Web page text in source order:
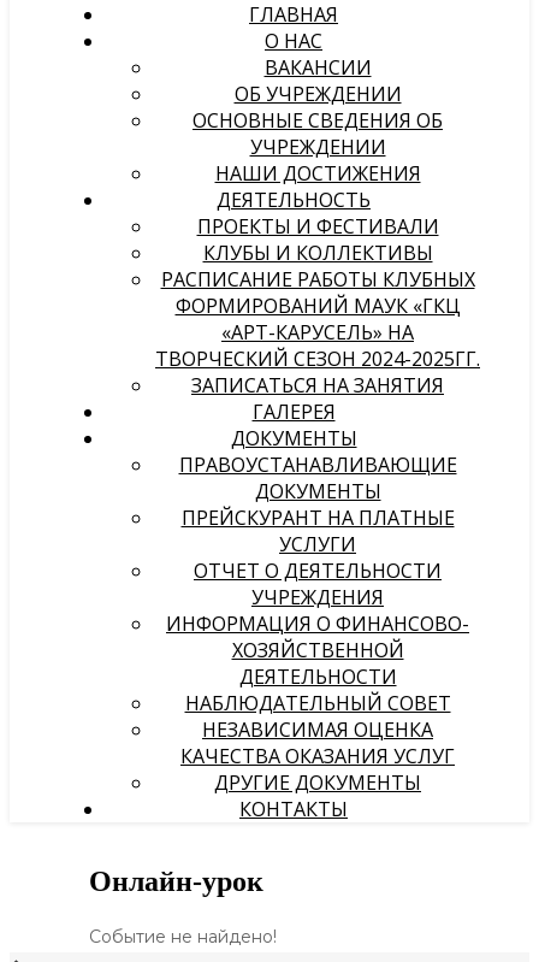
ГЛАВНАЯ
О НАС
ВАКАНСИИ
ОБ УЧРЕЖДЕНИИ
ОСНОВНЫЕ СВЕДЕНИЯ ОБ
УЧРЕЖДЕНИИ
НАШИ ДОСТИЖЕНИЯ
ДЕЯТЕЛЬНОСТЬ
ПРОЕКТЫ И ФЕСТИВАЛИ
КЛУБЫ И КОЛЛЕКТИВЫ
РАСПИСАНИЕ РАБОТЫ КЛУБНЫХ
ФОРМИРОВАНИЙ МАУК «ГКЦ
«АРТ-КАРУСЕЛЬ» НА
ТВОРЧЕСКИЙ СЕЗОН 2024-2025ГГ.
ЗАПИСАТЬСЯ НА ЗАНЯТИЯ
ГАЛЕРЕЯ
ДОКУМЕНТЫ
ПРАВОУСТАНАВЛИВАЮЩИЕ
ДОКУМЕНТЫ
ПРЕЙСКУРАНТ НА ПЛАТНЫЕ
УСЛУГИ
ОТЧЕТ О ДЕЯТЕЛЬНОСТИ
УЧРЕЖДЕНИЯ
ИНФОРМАЦИЯ О ФИНАНСОВО-
ХОЗЯЙСТВЕННОЙ
ДЕЯТЕЛЬНОСТИ
НАБЛЮДАТЕЛЬНЫЙ СОВЕТ
НЕЗАВИСИМАЯ ОЦЕНКА
КАЧЕСТВА ОКАЗАНИЯ УСЛУГ
ДРУГИЕ ДОКУМЕНТЫ
КОНТАКТЫ
Онлайн-урок
Событие не найдено!